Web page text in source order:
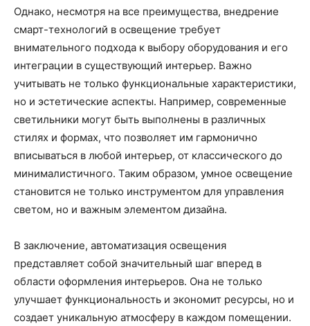
Однако, несмотря на все преимущества, внедрение
смарт-технологий в освещение требует
внимательного подхода к выбору оборудования и его
интеграции в существующий интерьер. Важно
учитывать не только функциональные характеристики,
но и эстетические аспекты. Например, современные
светильники могут быть выполнены в различных
стилях и формах, что позволяет им гармонично
вписываться в любой интерьер, от классического до
минималистичного. Таким образом, умное освещение
становится не только инструментом для управления
светом, но и важным элементом дизайна.
В заключение, автоматизация освещения
представляет собой значительный шаг вперед в
области оформления интерьеров. Она не только
улучшает функциональность и экономит ресурсы, но и
создает уникальную атмосферу в каждом помещении.